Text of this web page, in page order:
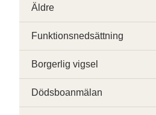
Äldre
Funktionsnedsättning
Borgerlig vigsel
Dödsboanmälan